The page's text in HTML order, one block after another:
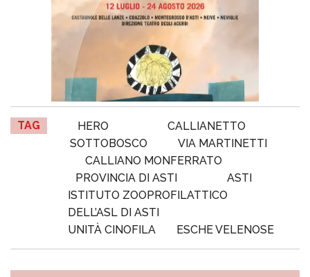
TAG HERO
CALLIANETTO
SOTTOBOSCO
VIA MARTINETTI
CALLIANO MONFERRATO
PROVINCIA DI ASTI
ASTI
ISTITUTO ZOOPROFILATTICO
DELL’ASL DI ASTI
UNITÀ CINOFILA
ESCHE VELENOSE